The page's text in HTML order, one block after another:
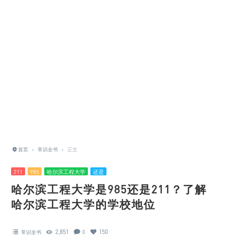
首页 › 常识全书 › 正文
211 985 哈尔滨工程大学 还是
哈尔滨工程大学是985还是211？了解
哈尔滨工程大学的学校地位
常识全书 2,851 0 150